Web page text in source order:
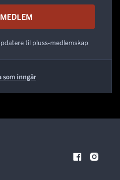
til pluss-medlemskap
som inngår